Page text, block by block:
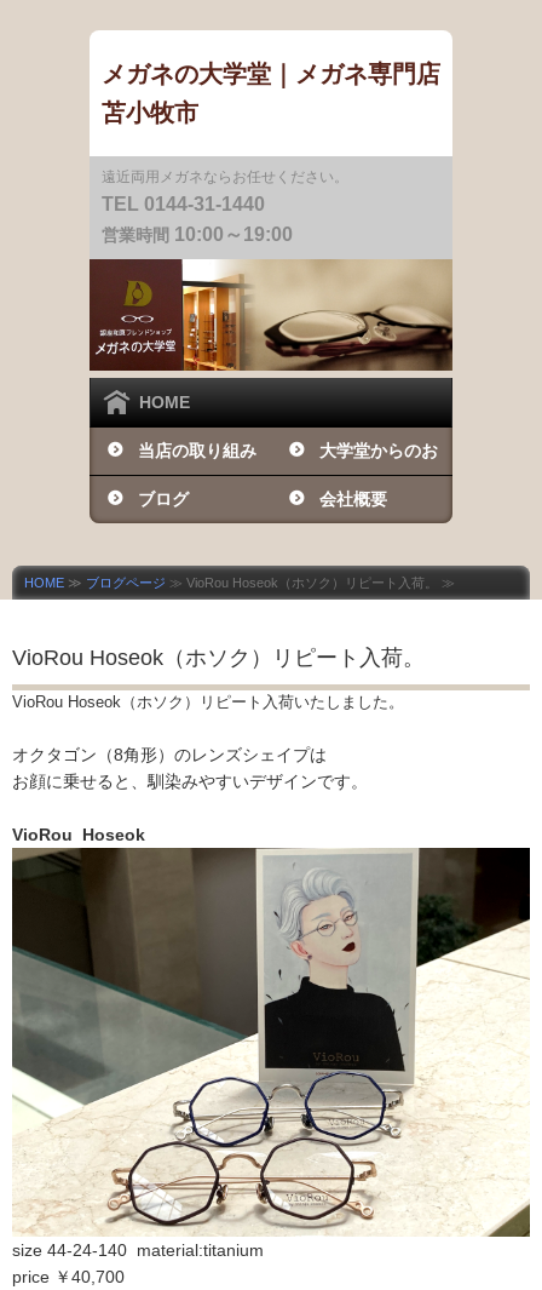
メガネの大学堂｜メガネ専門店
苫小牧市
遠近両用メガネならお任せください。
TEL 0144-31-1440
営業時間 10:00～19:00
HOME
当店の取り組み 大学堂からのお
知らせ
ブログ 会社概要
HOME ≫ ブログページ ≫ VioRou Hoseok（ホソク）リピート入荷。 ≫
VioRou Hoseok（ホソク）リピート入荷。
VioRou Hoseok（ホソク）リピート入荷いたしました。
オクタゴン（8角形）のレンズシェイプは
お顔に乗せると、馴染みやすいデザインです。
VioRou Hoseok
size 44-24-140 material:titanium
price ￥40,700